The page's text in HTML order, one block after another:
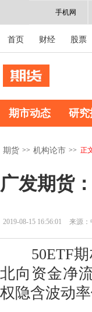
手机网
首页 财经 股票
期市动态 研究
期货 >> 机构论市 >> 正
广发期货
2019-08-15 16:56:01 来源：
50ETF期
北向资金净
权隐含波动率